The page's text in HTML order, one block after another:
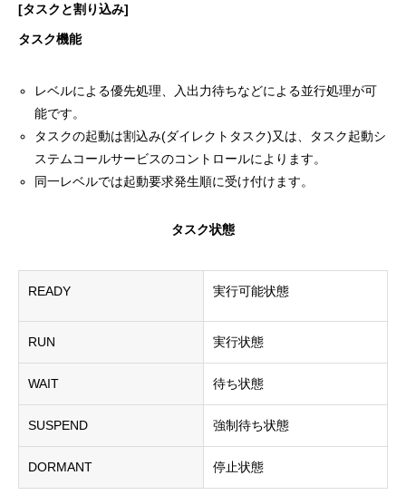
[タスクと割り込み]
タスク機能
レベルによる優先処理、入出力待ちなどによる並行処理が可
能です。
タスクの起動は割込み(ダイレクトタスク)又は、タスク起動シ
ステムコールサービスのコントロールによります。
同一レベルでは起動要求発生順に受け付けます。
タスク状態
READY 実行可能状態
RUN 実行状態
WAIT 待ち状態
SUSPEND 強制待ち状態
DORMANT 停止状態